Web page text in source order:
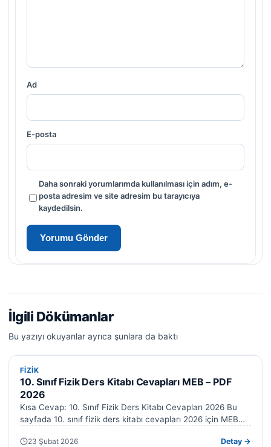
Ad
E-posta
Daha sonraki yorumlarımda kullanılması için adım, e-
posta adresim ve site adresim bu tarayıcıya
kaydedilsin.
İlgili Dökümanlar
Bu yazıyı okuyanlar ayrıca şunlara da baktı
FIZIK
FIZIK
10. Sınıf Fizik Ders Kitabı Cevapları MEB – PDF
2026
Kısa Cevap: 10. Sınıf Fizik Ders Kitabı Cevapları 2026 Bu
sayfada 10. sınıf fizik ders kitabı cevapları 2026 için MEB…
23 Şubat 2026 Detay →